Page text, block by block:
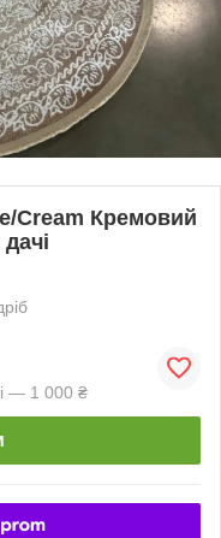
Cream Кремовий
— 1 000 ₴